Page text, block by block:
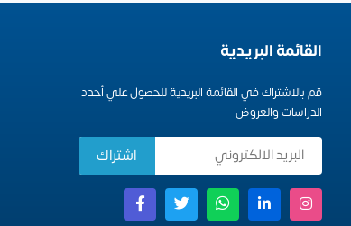
القائمة البريدية
قم بالاشتراك في القائمة البريدية للحصول علي أجدد
الدراسات والعروض